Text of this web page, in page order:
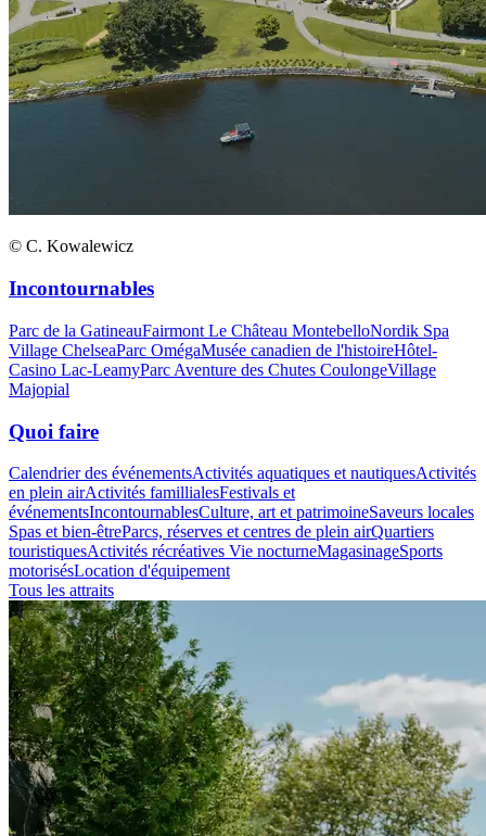
© C. Kowalewicz
Incontournables
Parc de la GatineauFairmont Le Château MontebelloNordik Spa
Village ChelseaParc OmégaMusée canadien de l'histoireHôtel-
Casino Lac-LeamyParc Aventure des Chutes CoulongeVillage
Majopial
Quoi faire
Calendrier des événementsActivités aquatiques et nautiquesActivités
en plein airActivités famillialesFestivals et
événementsIncontournablesCulture, art et patrimoineSaveurs locales
Spas et bien-êtreParcs, réserves et centres de plein airQuartiers
touristiquesActivités récréatives Vie nocturneMagasinageSports
motorisésLocation d'équipement
Tous les attraits